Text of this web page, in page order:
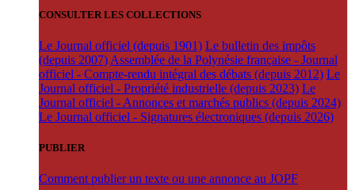
CONSULTER LES COLLECTIONS
Le Journal officiel (depuis 1901) Le bulletin des impôts
(depuis 2007) Assemblée de la Polynésie française - Journal
officiel - Compte-rendu intégral des débats (depuis 2012) Le
Journal officiel - Propriété industrielle (depuis 2023) Le
Journal officiel - Annonces et marchés publics (depuis 2024)
Le Journal officiel - Signatures électroniques (depuis 2026)
PUBLIER
Comment publier un texte ou une annonce au JOPF